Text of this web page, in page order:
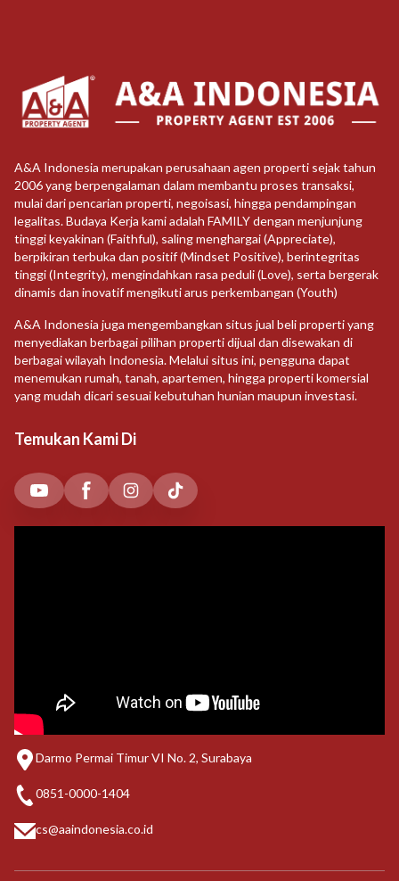
A&A Indonesia merupakan perusahaan agen properti sejak tahun
2006 yang berpengalaman dalam membantu proses transaksi,
mulai dari pencarian properti, negoisasi, hingga pendampingan
legalitas. Budaya Kerja kami adalah FAMILY dengan menjunjung
tinggi keyakinan (Faithful), saling menghargai (Appreciate),
berpikiran terbuka dan positif (Mindset Positive), berintegritas
tinggi (Integrity), mengindahkan rasa peduli (Love), serta bergerak
dinamis dan inovatif mengikuti arus perkembangan (Youth)
A&A Indonesia juga mengembangkan situs jual beli properti yang
menyediakan berbagai pilihan properti dijual dan disewakan di
berbagai wilayah Indonesia. Melalui situs ini, pengguna dapat
menemukan rumah, tanah, apartemen, hingga properti komersial
yang mudah dicari sesuai kebutuhan hunian maupun investasi.
Temukan Kami Di
Darmo Permai Timur VI No. 2, Surabaya
0851-0000-1404
cs@aaindonesia.co.id